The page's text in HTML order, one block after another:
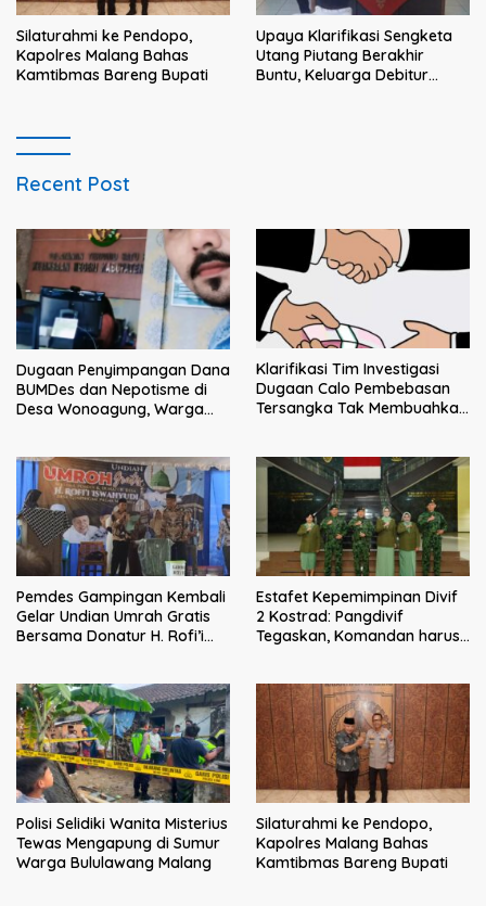
Silaturahmi ke Pendopo,
Kapolres Malang Bahas
Kamtibmas Bareng Bupati
Upaya Klarifikasi Sengketa
Utang Piutang Berakhir
Buntu, Keluarga Debitur
Recent Post
Dugaan Penyimpangan Dana
BUMDes dan Nepotisme di
Desa Wonoagung, Warga
Klarifikasi Tim Investigasi
Dugaan Calo Pembebasan
Tersangka Tak Membuahkan
Pemdes Gampingan Kembali
Gelar Undian Umrah Gratis
Bersama Donatur H. Rofi’i
Estafet Kepemimpinan Divif
2 Kostrad: Pangdivif
Tegaskan, Komandan harus
Polisi Selidiki Wanita Misterius
Tewas Mengapung di Sumur
Warga Bululawang Malang
Silaturahmi ke Pendopo,
Kapolres Malang Bahas
Kamtibmas Bareng Bupati